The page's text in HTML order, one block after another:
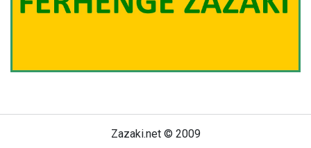
Zazaki.net © 2009